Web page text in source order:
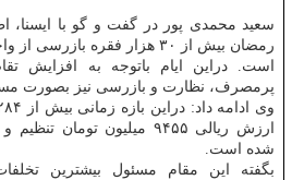
سعید محمدی پور در گفت و گو با ایسنا،
رمضان بیش از ۳۰ هزار فقره
است. دراین ایام باتوجه به افزایش
پرمصرف، نظارت و بازرسی نیز بصورت
ارزش ریالی ۹۴۵۵ میلیون
شده است.
بگفته این مقام مسئول بیشترین